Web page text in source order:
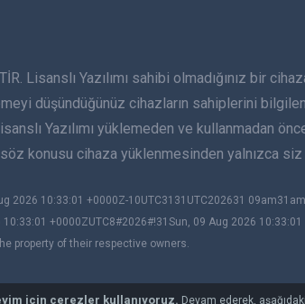
için çerezler kullanıyoruz. Devam ederek,
Lisanslı Yazılımı sahibi olmadığınız bir
düşündüğünüz cihazların sahiplerini
Yazılımı yüklemeden ve kullanmadan
söz konusu cihaza yüklenmesinden yalnızca
2026 10:33:01 +0000Z-10UTC3131UTC202631
+0000ZUTC8#2026#!31Sun, 09 Aug 2026
property of their respective owners.